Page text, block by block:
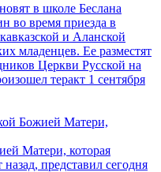
в школе Беслана
во время приезда в
и Аланской
младенцев. Ее разместят
Церкви Русской на
теракт 1 сентября
Божией Матери,
Матери, которая
представил сегодня